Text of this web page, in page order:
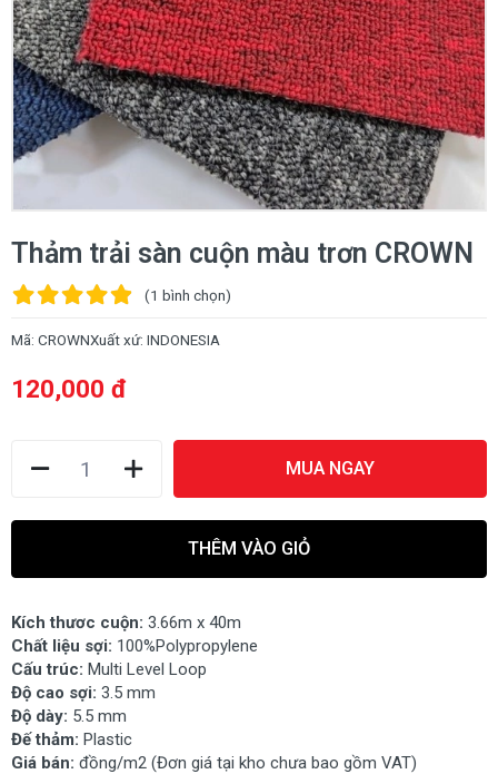
Thảm trải sàn cuộn màu trơn CROWN
(1 bình chọn)
Mã: CROWNXuất xứ: INDONESIA
120,000 đ
MUA NGAY
THÊM VÀO GIỎ
Kích thươc cuộn: 3.66m x 40m
Chất liệu sợi: 100%Polypropylene
Cấu trúc: Multi Level Loop
Độ cao sợi: 3.5 mm
Độ dày: 5.5 mm
Đế thảm: Plastic
Giá bán: đồng/m2 (Đơn giá tại kho chưa bao gồm VAT)